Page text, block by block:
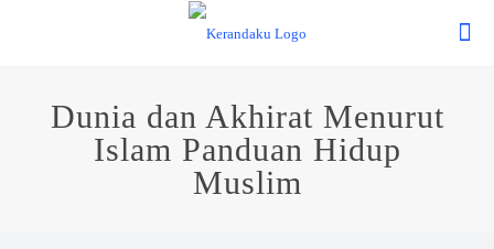
Dunia dan Akhirat Menurut
Islam Panduan Hidup
Muslim